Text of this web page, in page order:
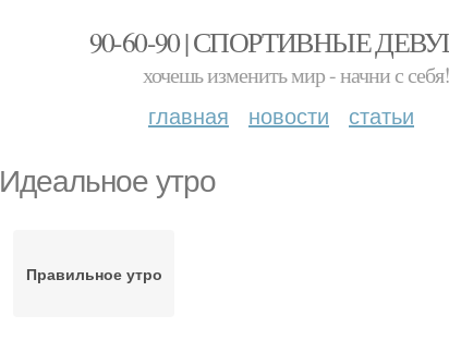
90-60-90 | СПОРТИВНЫЕ
хочешь изменить мир - начни с себя!
главная новости статьи
Идеальное утро
Правильное утро